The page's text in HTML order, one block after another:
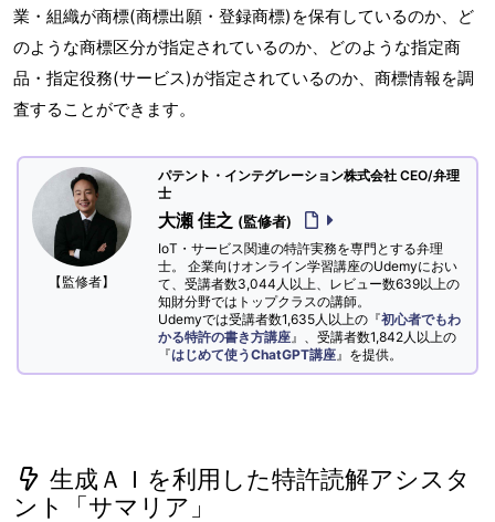
業・組織が商標(商標出願・登録商標)を保有しているのか、ど
のような商標区分が指定されているのか、どのような指定商
品・指定役務(サービス)が指定されているのか、商標情報を調
査することができます。
【監修者】
パテント・インテグレーション株式会社 CEO/弁理
士
大瀬 佳之 (監修者)
IoT・サービス関連の特許実務を専門とする弁理
士。 企業向けオンライン学習講座のUdemyにおい
て、受講者数3,044人以上、レビュー数639以上の
知財分野ではトップクラスの講師。
Udemyでは受講者数1,635人以上の『初心者でもわ
かる特許の書き方講座 』、受講者数1,842人以上の
『はじめて使うChatGPT講座 』を提供。
生成ＡＩを利用した特許読解アシスタ
ント「サマリア」